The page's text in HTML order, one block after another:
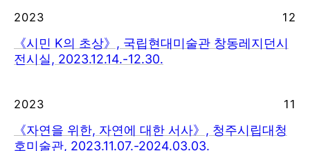
2023 12
《시민 K의 초상》, 국립현대미술관 창동레지던시
전시실, 2023.12.14.-12.30.
2023 11
《자연을 위한, 자연에 대한 서사》, 청주시립대청
호미술관, 2023.11.07.-2024.03.03.